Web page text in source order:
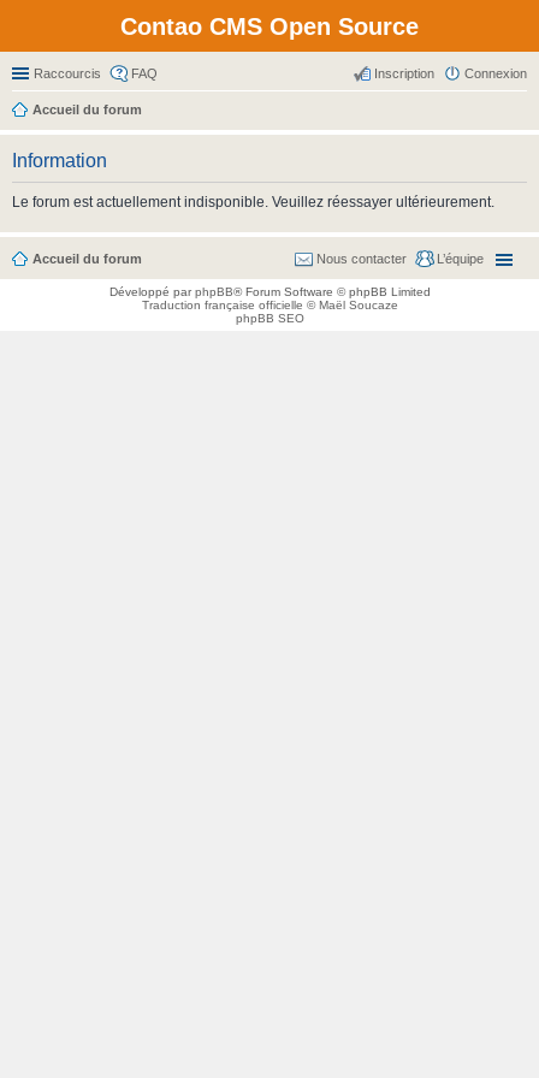
Contao CMS Open Source
Raccourcis FAQ Connexion
Inscription
Accueil du forum
Information
Le forum est actuellement indisponible. Veuillez réessayer ultérieurement.
Accueil du forum L’équipe
Nous contacter
Développé parphpBB® Forum Software © phpBB Limited
Traduction française officielle ©Maël Soucaze
phpBB SEO